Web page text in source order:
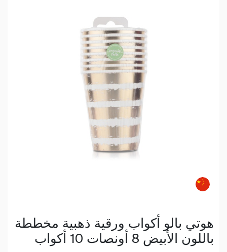
هوتي بالو أكواب ورقية ذهبية مخططة
باللون الأبيض 8 أونصات 10 أكواب